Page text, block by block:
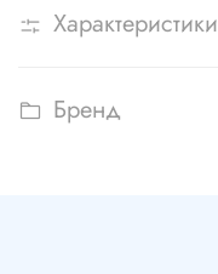
Характеристики
Бренд